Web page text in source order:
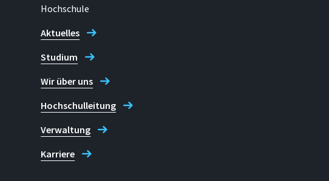
Hochschule
Aktuelles
Studium
Wir über uns
Hochschulleitung
Verwaltung
Karriere